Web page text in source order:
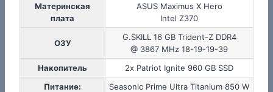
Материнская
плата
ASUS Maximus X Hero
Intel Z370
ОЗУ
G.SKILL 16 GB Trident-Z DDR4
@ 3867 MHz 18-19-19-39
Накопитель
2x Patriot Ignite 960 GB SSD
Питание:
Seasonic Prime Ultra Titanium 850 W